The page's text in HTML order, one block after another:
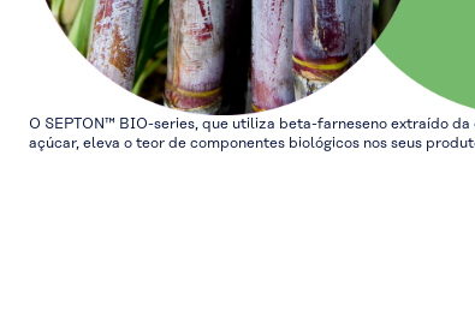
O SEPTON™ BIO-series, que utiliza beta-farneseno extraído da
açúcar, eleva o teor de componentes biológicos nos seus